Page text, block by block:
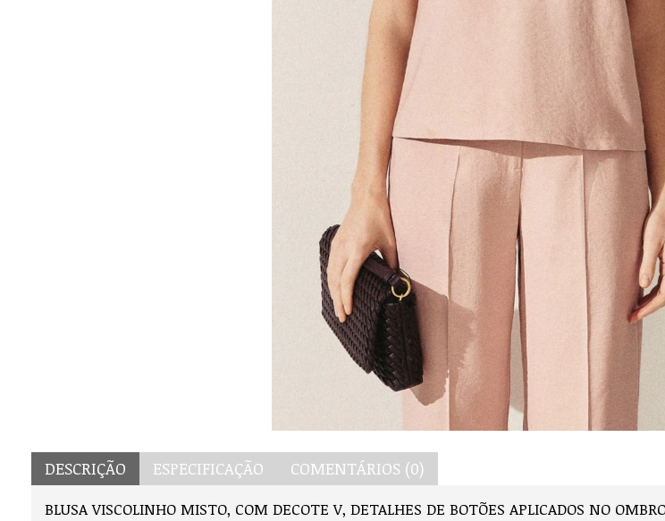
DESCRIÇÃO ESPECIFICAÇÃO COMENTÁRIOS (0)
BLUSA VISCOLINHO MISTO, COM DECOTE V, DETALHES DE BOTÕES APLICADOS NO